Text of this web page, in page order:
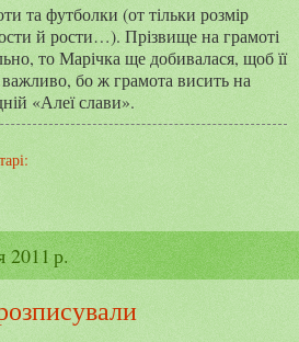
та футболки (от тільки розмір
й рости…). Прізвище на грамоті
то Марічка ще добивалася, щоб її
бо ж грамота висить на
«Алеї слави».
2011 р.